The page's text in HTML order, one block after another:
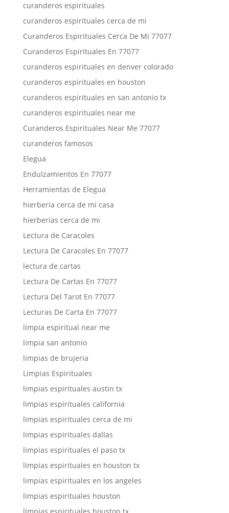
curanderos espirituales
curanderos espirituales cerca de mi
Curanderos Espirituales Cerca De Mi 77077
Curanderos Espirituales En 77077
curanderos espirituales en denver colorado
curanderos espirituales en houston
curanderos espirituales en san antonio tx
curanderos espirituales near me
Curanderos Espirituales Near Me 77077
curanderos famosos
Elegua
Endulzamientos En 77077
Herramientas de Elegua
hierberia cerca de mi casa
hierberias cerca de mi
Lectura de Caracoles
Lectura De Caracoles En 77077
lectura de cartas
Lectura De Cartas En 77077
Lectura Del Tarot En 77077
Lecturas De Carta En 77077
limpia espiritual near me
limpia san antonio
limpias de brujeria
Limpias Espirituales
limpias espirituales austin tx
limpias espirituales california
limpias espirituales cerca de mi
limpias espirituales dallas
limpias espirituales el paso tx
limpias espirituales en houston tx
limpias espirituales en los angeles
limpias espirituales houston